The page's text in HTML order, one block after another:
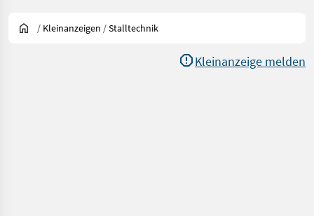
/ Kleinanzeigen /Stalltechnik
Kleinanzeige melden